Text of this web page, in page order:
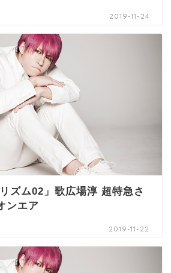
2019-11-24
ズム02」歌広場淳 超特急さ
ンエア
2019-11-22